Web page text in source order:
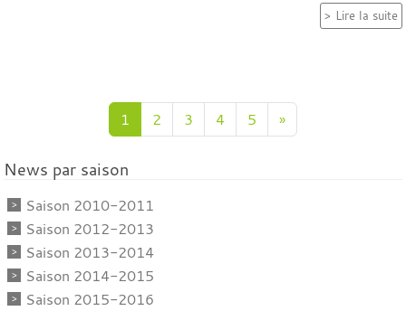
Lire la suite
1 2 3 4 5 »
News par saison
Saison 2010-2011
Saison 2012-2013
Saison 2013-2014
Saison 2014-2015
Saison 2015-2016